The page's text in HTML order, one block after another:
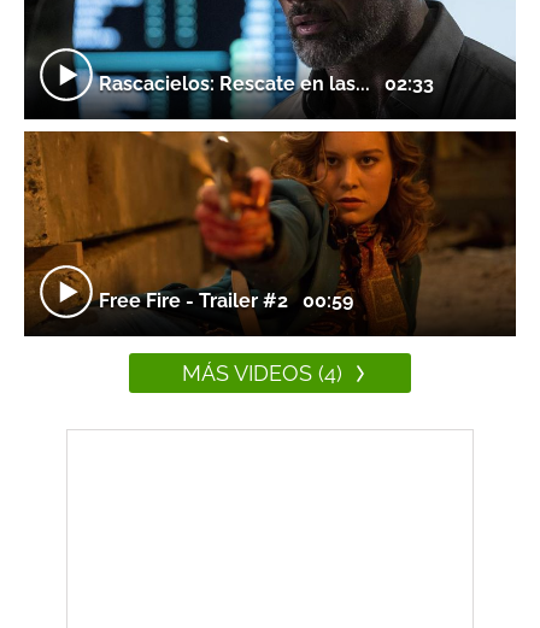
Rascacielos: Rescate en las...02:33
Free Fire - Trailer #2 00:59
MÁS VIDEOS (4)